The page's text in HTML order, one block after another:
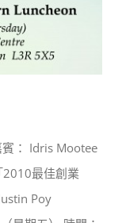
賓： Idris Mootee
2010最佳創業
Poy